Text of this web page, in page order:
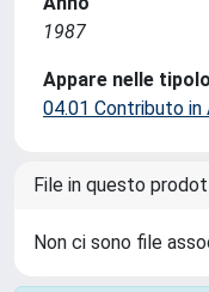
1987
Appare nelle
04.01 Contributo
File in questo
Non ci sono file